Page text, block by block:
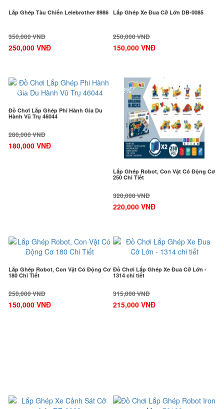
Lắp Ghép Tàu Chiến Lelebrother 8986
350,000 VNĐ
250,000 VNĐ
Lắp Ghép Xe Đua Cỡ Lớn DB-0085
250,000 VNĐ
150,000 VNĐ
-36%
Đồ Chơi Lắp Ghép Phi Hành Gia Du
Hành Vũ Trụ 46044
280,000 VNĐ
180,000 VNĐ
-32%
Lắp Ghép Robot, Con Vật Có Động Cơ
250 Chi Tiết
320,000 VNĐ
220,000 VNĐ
-40%
Lắp Ghép Robot, Con Vật Có Động Cơ
180 Chi Tiết
250,000 VNĐ
150,000 VNĐ
-32%
Đồ Chơi Lắp Ghép Xe Đua Cỡ Lớn -
1314 chi tiết
315,000 VNĐ
215,000 VNĐ